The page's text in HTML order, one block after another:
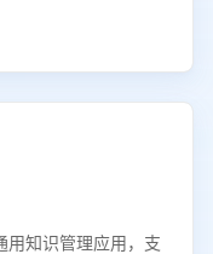
用知识管理应用，支